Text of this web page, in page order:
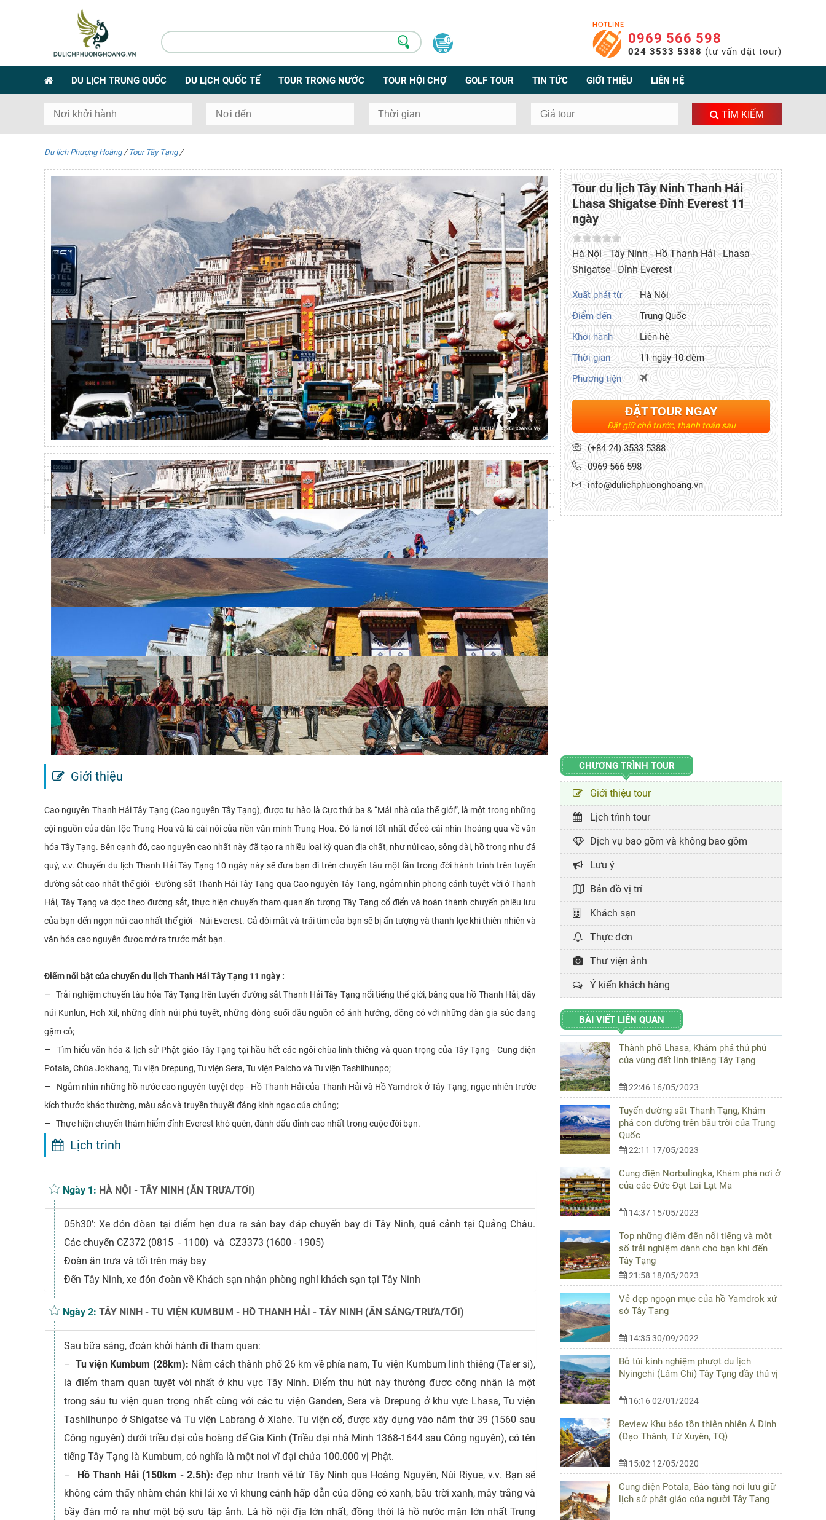
0 0969 566 598
024 3533 5388 (tư vấn đặt tour)
DU LỊCH TRUNG QUỐC DU LỊCH QUỐC TẾ TOUR TRONG NƯỚC TOUR HỘI CHỢ GOLF TOUR TIN TỨC GIỚI THIỆU LIÊN HỆ
TÌM KIẾM
Du lịch Phượng Hoàng / Tour Tây Tạng /
Tour du lịch Tây Ninh Thanh Hải
Lhasa Shigatse Đỉnh Everest 11
ngày
Hà Nội - Tây Ninh - Hồ Thanh Hải - Lhasa -
Shigatse - Đỉnh Everest
Xuất phát từ
Hà Nội
Điểm đến
Trung Quốc
Khởi hành
Liên hệ
Thời gian
11 ngày 10 đêm
Phương tiện
ĐẶT TOUR NGAY
Đặt giữ chỗ trước, thanh toán sau
(+84 24) 3533 5388
0969 566 598
info@dulichphuonghoang.vn
Giới thiệu
Cao nguyên Thanh Hải Tây Tạng (Cao nguyên Tây Tạng), được tự hào là Cực thứ ba & “Mái nhà của thế giới”, là một trong những
cội nguồn của dân tộc Trung Hoa và là cái nôi của nền văn minh Trung Hoa. Đó là nơi tốt nhất để có cái nhìn thoáng qua về văn
hóa Tây Tạng. Bên cạnh đó, cao nguyên cao nhất này đã tạo ra nhiều loại kỳ quan địa chất, như núi cao, sông dài, hồ trong như đá
quý, v.v. Chuyến du lịch Thanh Hải Tây Tạng 10 ngày này sẽ đưa bạn đi trên chuyến tàu một lần trong đời hành trình trên tuyến
đường sắt cao nhất thế giới - Đường sắt Thanh Hải Tây Tạng qua Cao nguyên Tây Tạng, ngắm nhìn phong cảnh tuyệt vời ở Thanh
Hải, Tây Tạng và dọc theo đường sắt, thực hiện chuyến tham quan ấn tượng Tây Tạng cổ điển và hoàn thành chuyến phiêu lưu
của bạn đến ngọn núi cao nhất thế giới - Núi Everest. Cả đôi mắt và trái tim của bạn sẽ bị ấn tượng và thanh lọc khi thiên nhiên và
văn hóa cao nguyên được mở ra trước mắt bạn.
Điểm nổi bật của chuyến du lịch Thanh Hải Tây Tạng 11 ngày :
–
Trải nghiệm chuyến tàu hỏa Tây Tạng trên tuyến đường sắt Thanh Hải Tây Tạng nổi tiếng thế giới, băng qua hồ Thanh Hải, dãy
núi Kunlun, Hoh Xil, những đỉnh núi phủ tuyết, những dòng suối đầu nguồn có ảnh hưởng, đồng cỏ với những đàn gia súc đang
gặm cỏ;
–
Tìm hiểu văn hóa & lịch sử Phật giáo Tây Tạng tại hầu hết các ngôi chùa linh thiêng và quan trọng của Tây Tạng - Cung điện
Potala, Chùa Jokhang, Tu viện Drepung, Tu viện Sera, Tu viện Palcho và Tu viện Tashilhunpo;
–
Ngắm nhìn những hồ nước cao nguyên tuyệt đẹp - Hồ Thanh Hải của Thanh Hải và Hồ Yamdrok ở Tây Tạng, ngạc nhiên trước
kích thước khác thường, màu sắc và truyền thuyết đáng kinh ngạc của chúng;
– Thực hiện chuyến thám hiểm đỉnh Everest khó quên, đánh dấu đỉnh cao nhất trong cuộc đời bạn.
Lịch trình
Ngày 1: HÀ NỘI - TÂY NINH (ĂN TRƯA/TỐI)
05h30’: Xe đón đòan tại điểm hẹn đưa ra sân bay đáp chuyến bay đi Tây Ninh, quá cảnh tại Quảng Châu.
Các chuyến CZ372 (0815 - 1100) và CZ3373 (1600 - 1905)
Đoàn ăn trưa và tối trên máy bay
Đến Tây Ninh, xe đón đoàn về Khách sạn nhận phòng nghỉ khách sạn tại Tây Ninh
Ngày 2: TÂY NINH - TU VIỆN KUMBUM - HỒ THANH HẢI - TÂY NINH (ĂN SÁNG/TRƯA/TỐI)
Sau bữa sáng, đoàn khởi hành đi tham quan:
–Tu viện Kumbum (28km): Nằm cách thành phố 26 km về phía nam, Tu viện Kumbum linh thiêng (Ta'er si),
là điểm tham quan tuyệt vời nhất ở khu vực Tây Ninh. Điểm thu hút này thường được công nhận là một
trong sáu tu viện quan trọng nhất cùng với các tu viện Ganden, Sera và Drepung ở khu vực Lhasa, Tu viện
Tashilhunpo ở Shigatse và Tu viện Labrang ở Xiahe. Tu viện cổ, được xây dựng vào năm thứ 39 (1560 sau
Công nguyên) dưới triều đại của hoàng đế Gia Kinh (Triều đại nhà Minh 1368-1644 sau Công nguyên), có tên
tiếng Tây Tạng là Kumbum, có nghĩa là một nơi vĩ đại chứa 100.000 vị Phật.
– Hồ Thanh Hải (150km - 2.5h):đẹp như tranh vẽ từ Tây Ninh qua Hoàng Nguyên, Núi Riyue, v.v. Bạn sẽ
không cảm thấy nhàm chán khi lái xe vì khung cảnh hấp dẫn của đồng cỏ xanh, bầu trời xanh, mây trắng và
bầy đàn mở ra như một bộ sưu tập ảnh. Là hồ nội địa lớn nhất, đồng thời là hồ nước mặn lớn nhất Trung
CHƯƠNG TRÌNH TOUR
Giới thiệu tour
Lịch trình tour
Dịch vụ bao gồm và không bao gồm
Lưu ý
Bản đồ vị trí
Khách sạn
Thực đơn
Thư viện ảnh
Ý kiến khách hàng
BÀI VIẾT LIÊN QUAN
Thành phố Lhasa, Khám phá thủ phủ
của vùng đất linh thiêng Tây Tạng
22:46 16/05/2023
Tuyến đường sắt Thanh Tạng, Khám
phá con đường trên bầu trời của Trung
Quốc
22:11 17/05/2023
Cung điện Norbulingka, Khám phá nơi ở
của các Đức Đạt Lai Lạt Ma
14:37 15/05/2023
Top những điểm đến nổi tiếng và một
số trải nghiệm dành cho bạn khi đến
Tây Tạng
21:58 18/05/2023
Vẻ đẹp ngoạn mục của hồ Yamdrok xứ
sở Tây Tạng
14:35 30/09/2022
Bỏ túi kinh nghiệm phượt du lịch
Nyingchi (Lâm Chi) Tây Tạng đầy thú vị
16:16 02/01/2024
Review Khu bảo tồn thiên nhiên Á Đinh
(Đạo Thành, Tứ Xuyên, TQ)
15:02 12/05/2020
Cung điện Potala, Bảo tàng nơi lưu giữ
lịch sử phật giáo của người Tây Tạng